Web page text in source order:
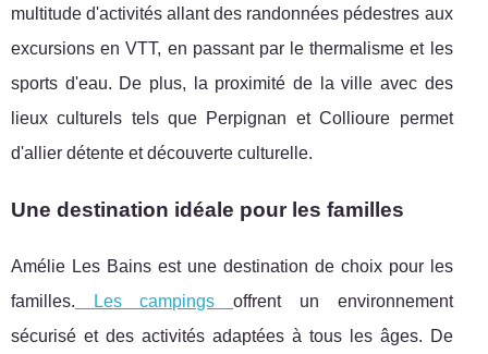
multitude d'activités allant des randonnées pédestres aux
excursions en VTT, en passant par le thermalisme et les
sports d'eau. De plus, la proximité de la ville avec des
lieux culturels tels que Perpignan et Collioure permet
d'allier détente et découverte culturelle.
Une destination idéale pour les familles
Amélie Les Bains est une destination de choix pour les
familles. Les campingsoffrent un environnement
sécurisé et des activités adaptées à tous les âges. De